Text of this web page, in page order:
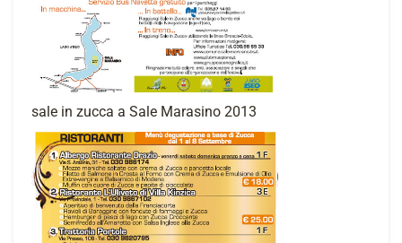
sale in zucca a Sale Marasino 2013